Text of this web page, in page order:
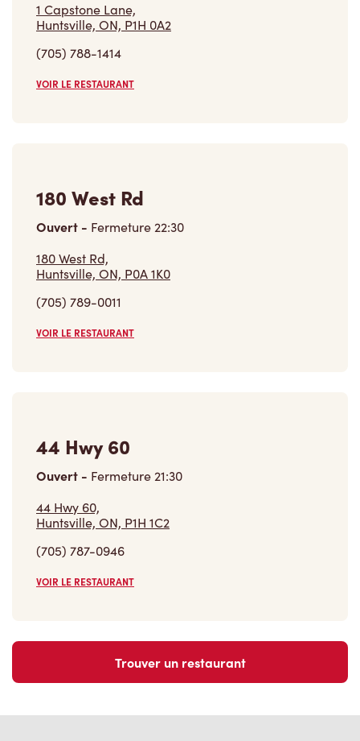
1 Capstone Lane,
Huntsville, ON, P1H 0A2
(705) 788-1414
VOIR LE RESTAURANT
180 West Rd
Ouvert - Fermeture22:30
180 West Rd,
Huntsville, ON, P0A 1K0
(705) 789-0011
VOIR LE RESTAURANT
44 Hwy 60
Ouvert - Fermeture21:30
44 Hwy 60,
Huntsville, ON, P1H 1C2
(705) 787-0946
VOIR LE RESTAURANT
Trouver un restaurant